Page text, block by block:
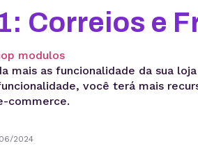
Correios e
mais as funcionalidade da sua
você terá mais
commerce.
2024